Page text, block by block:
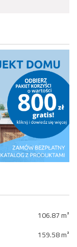
106.87 m²
159.58 m²